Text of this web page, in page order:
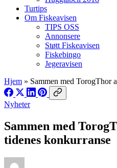
Turtips
Om Fiskeavisen
TIPS OSS
Annonsere
Støtt Fiskeavisen
Fiskebingo
Jegeravisen
Hjem » Sammen med TorogThor
Nyheter
Sammen med
tidenes konkurranse